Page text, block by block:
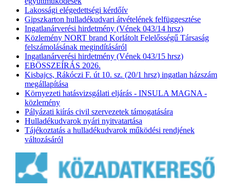
Lakossági elégedettségi kérdőív
Gipszkarton hulladékudvari átvételének felfüggesztése
Ingatlanárverési hirdetmény (Vének 043/14 hrsz)
Közlemény NORT brand Korlátolt Felelősségű Társaság
felszámolásának megindításáról
Ingatlanárverési hirdetmény (Vének 043/15 hrsz)
EBÖSSZEÍRÁS 2026.
Kisbajcs, Rákóczi F. út 10. sz. (20/1 hrsz) ingatlan házszám
megállapítása
Környezeti hatásvizsgálati eljárás - INSULA MAGNA -
közlemény
Pályázati kiírás civil szervezetek támogatására
Hulladékudvarok nyári nyitvatartása
Tájékoztatás a hulladékudvarok működési rendjének
változásáról